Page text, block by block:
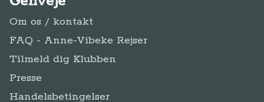
Om os / kontakt
FAQ - Anne-Vibeke Rejser
Tilmeld dig Klubben
Presse
Handelsbetingelser